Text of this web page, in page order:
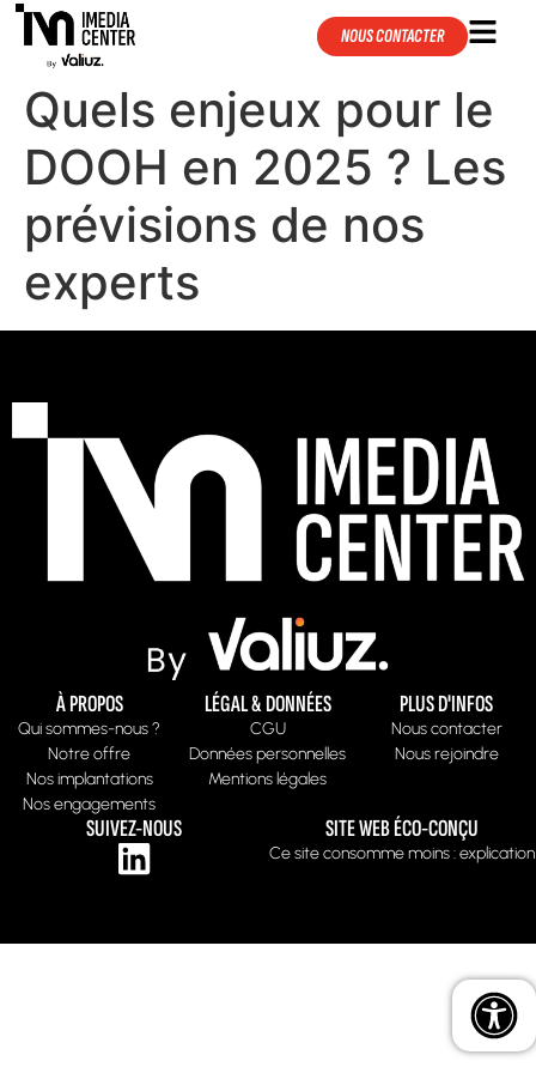
NOUS CONTACTER
Quels enjeux pour le
DOOH en 2025 ? Les
prévisions de nos
experts
À PROPOS
Qui sommes-nous ?
Notre offre
Nos implantations
Nos engagements
LÉGAL & DONNÉES
CGU
Données personnelles
Mentions légales
PLUS D'INFOS
Nous contacter
Nous rejoindre
SUIVEZ-NOUS SITE WEB ÉCO-CONÇU
Ce site consomme moins : explication